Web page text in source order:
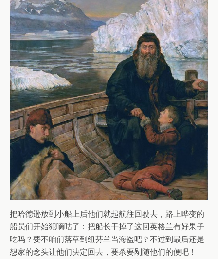
把哈德逊放到小船上后他们就起航往回驶去，路上哗变的
船员们开始犯嘀咕了：把船长干掉了这回英格兰有好果子
吃吗？要不咱们落草到纽芬兰当海盗吧？不过到最后还是
想家的念头让他们决定回去，要杀要剐随他们的便吧！